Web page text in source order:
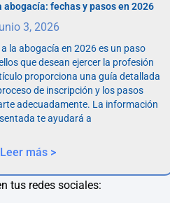
abogacía: fechas y pasos en 2026
3, 2026
la abogacía en 2026 es un paso
que desean ejercer la profesión
proporciona una guía detallada
de inscripción y los pasos
adecuadamente. La información
te ayudará a
Leer más >
tus redes sociales: